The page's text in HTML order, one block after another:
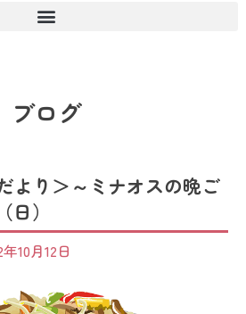
ブログ
より＞～ミナオスの晩ご
）
10月12日